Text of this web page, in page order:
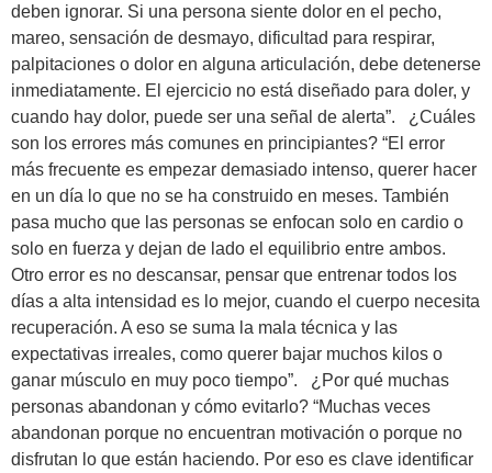
deben ignorar. Si una persona siente dolor en el pecho,
mareo, sensación de desmayo, dificultad para respirar,
palpitaciones o dolor en alguna articulación, debe detenerse
inmediatamente. El ejercicio no está diseñado para doler, y
cuando hay dolor, puede ser una señal de alerta”. ¿Cuáles
son los errores más comunes en principiantes? “El error
más frecuente es empezar demasiado intenso, querer hacer
en un día lo que no se ha construido en meses. También
pasa mucho que las personas se enfocan solo en cardio o
solo en fuerza y dejan de lado el equilibrio entre ambos.
Otro error es no descansar, pensar que entrenar todos los
días a alta intensidad es lo mejor, cuando el cuerpo necesita
recuperación. A eso se suma la mala técnica y las
expectativas irreales, como querer bajar muchos kilos o
ganar músculo en muy poco tiempo”. ¿Por qué muchas
personas abandonan y cómo evitarlo? “Muchas veces
abandonan porque no encuentran motivación o porque no
disfrutan lo que están haciendo. Por eso es clave identificar